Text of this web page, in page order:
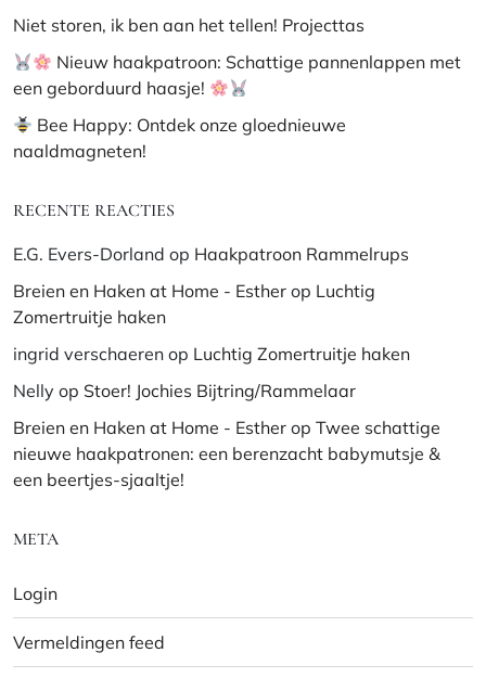
Niet storen, ik ben aan het tellen! Projecttas
Nieuw haakpatroon: Schattige pannenlappen met
een geborduurd haasje!
Bee Happy: Ontdek onze gloednieuwe
naaldmagneten!
RECENTE REACTIES
E.G. Evers-Dorland op Haakpatroon Rammelrups
Breien en Haken at Home - Esther op Luchtig
Zomertruitje haken
ingrid verschaeren op Luchtig Zomertruitje haken
Nelly op Stoer! Jochies Bijtring/Rammelaar
Breien en Haken at Home - Esther op Twee schattige
nieuwe haakpatronen: een berenzacht babymutsje &
een beertjes-sjaaltje!
META
Login
Vermeldingen feed